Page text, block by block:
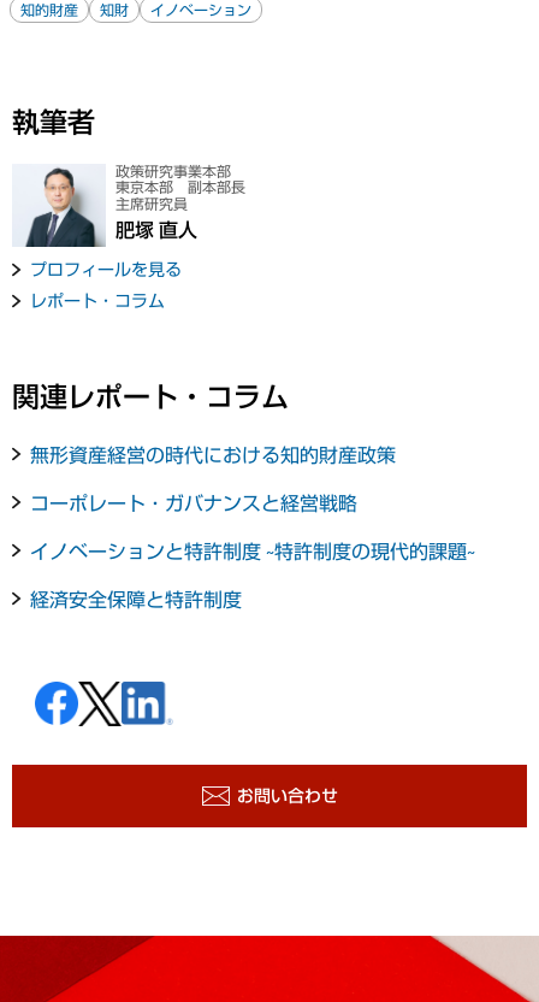
知的財産 知財 イノベーション
執筆者
政策研究事業本部
東京本部 副本部長
主席研究員
肥塚 直人
プロフィールを見る
レポート・コラム
関連レポート・コラム
無形資産経営の時代における知的財産政策
コーポレート・ガバナンスと経営戦略
イノベーションと特許制度 ~特許制度の現代的課題~
経済安全保障と特許制度
お問い合わせ